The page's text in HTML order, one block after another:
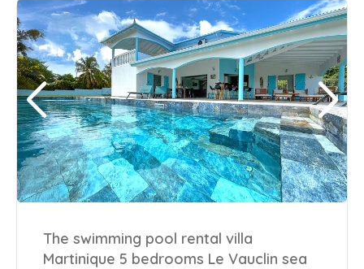
The swimming pool rental villa
Martinique 5 bedrooms Le Vauclin sea